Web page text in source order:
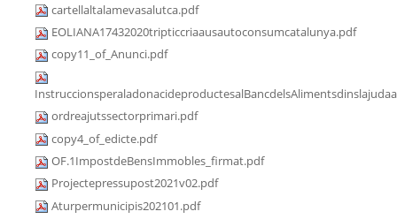
cartellaltalamevasalutca.pdf
EOLIANA17432020tripticcriaausautoconsumcatalunya.pdf
copy11_of_Anunci.pdf
ordreajutssectorprimari.pdf
copy4_of_edicte.pdf
OF.1ImpostdeBensImmobles_firmat.pdf
Projectepressupost2021v02.pdf
Aturpermunicipis202101.pdf